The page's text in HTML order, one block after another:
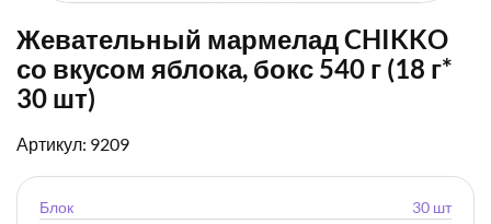
Жевательный мармелад CHIKKO
со вкусом яблока, бокс 540 г (18 г*
30 шт)
Артикул: 9209
Блок 30 шт